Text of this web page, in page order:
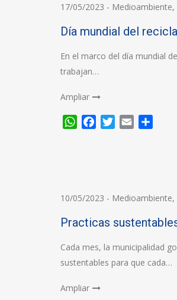
17/05/2023 - Medioambiente,
Día mundial del
En el marco del día mundial
trabajan…
Ampliar
WhatsApp
FacebookTwitter
Email
10/05/2023 - Medioambiente,
Practicas
Cada mes, la municipalidad
sustentables para que cada…
Ampliar